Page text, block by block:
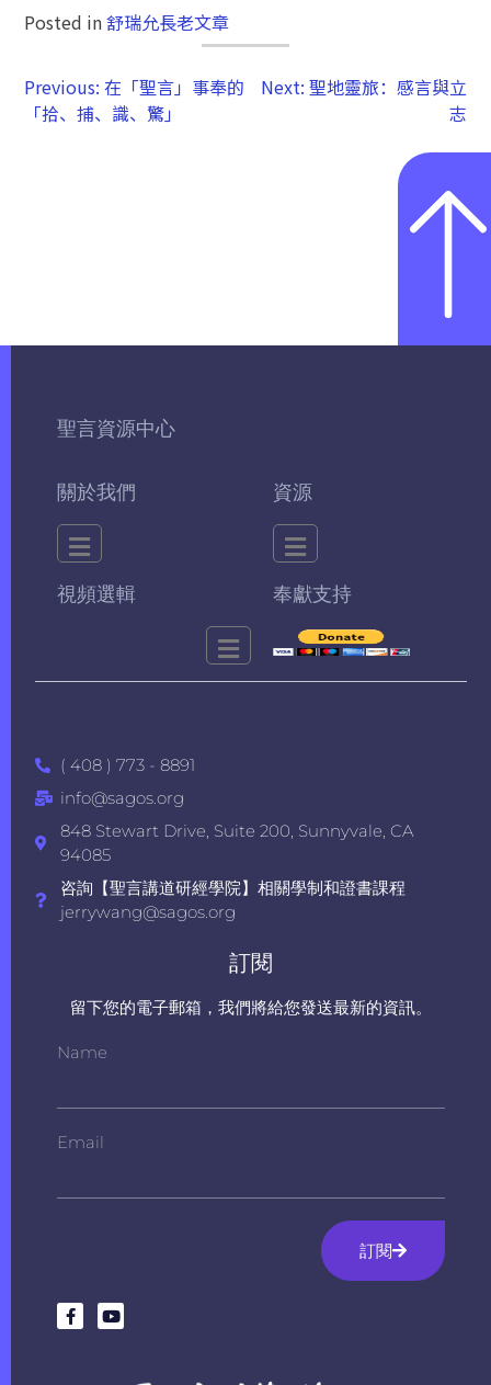
Posted in舒瑞允長老文章
Previous: 在「聖言」事奉的
「拾、捕、識、驚」
Next: 聖地靈旅：感言與立
志
聖言資源中心
關於我們 資源
視頻選輯 奉獻支持
( 408 ) 773 - 8891
info@sagos.org
848 Stewart Drive, Suite 200, Sunnyvale, CA
94085
咨詢【聖言講道研經學院】相關學制和證書課程
jerrywang@sagos.org
訂閱
留下您的電子郵箱，我們將給您發送最新的資訊。
Name
Email
訂閱